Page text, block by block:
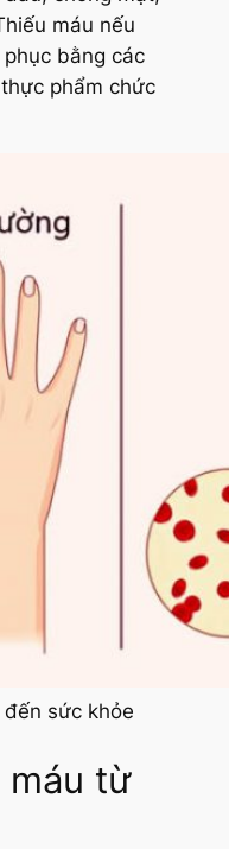
máu nếu
bằng các
phẩm chức
sức khỏe
máu từ